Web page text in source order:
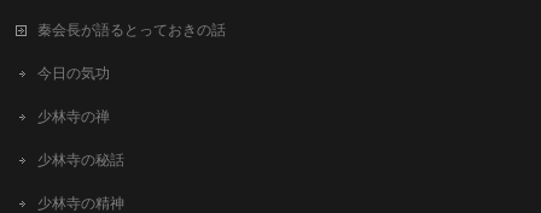
秦会長が語るとっておきの話
今日の気功
少林寺の禅
少林寺の秘話
少林寺の精神